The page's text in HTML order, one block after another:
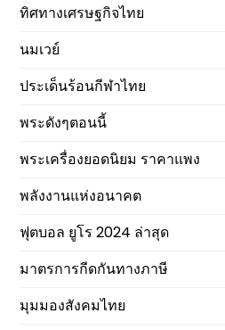
ทิศทางเศรษฐกิจไทย
นมเวย์
ประเด็นร้อนกีฬาไทย
พระดังๆตอนนี้
พระเครื่องยอดนิยม ราคาแพง
พลังงานแห่งอนาคต
ฟุตบอล ยูโร 2024 ล่าสุด
มาตรการกีดกันทางภาษี
มุมมองสังคมไทย